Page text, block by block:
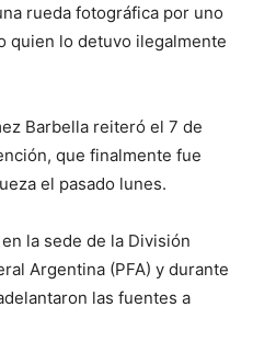
rueda fotográfica por uno
quien lo detuvo ilegalmente
Barbella reiteró el 7 de
que finalmente fue
el pasado lunes.
la sede de la División
Argentina (PFA) y durante
las fuentes a